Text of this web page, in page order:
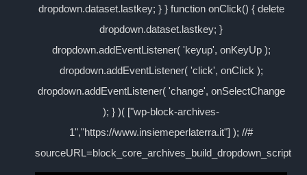
dropdown.dataset.lastkey; } } function onClick() { delete
dropdown.dataset.lastkey; }
dropdown.addEventListener( 'keyup', onKeyUp );
dropdown.addEventListener( 'click', onClick );
dropdown.addEventListener( 'change', onSelectChange
); } )( ["wp-block-archives-
1","https://www.insiemeperlaterra.it"] ); //#
sourceURL=block_core_archives_build_dropdown_script